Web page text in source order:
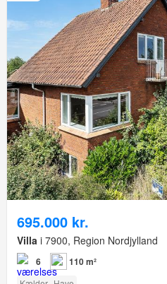
695.000 kr.
Villa i 7900, Region Nordjylland
6 110 m²